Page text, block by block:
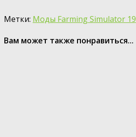
Метки: Моды Farming Simulator 19
Вам может также понравиться...